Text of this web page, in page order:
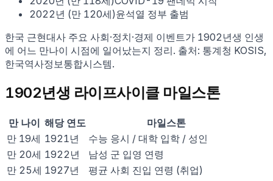
2022 년 (만 120세)윤석열 정부 출범
한국 근현대사 주요 사회·정치·경제 이벤트가 1902 년생 인생
에 어느 만나이 시점에 일어났는지 정리. 출처: 통계청 KOSIS,
한국역사정보통합시스템.
1902년생 라이프사이클 마일스톤
만 나이 해당 연도
마일스톤
만 19세 1921년
수능 응시 / 대학 입학 / 성인
만 20세 1922 년
남성 군 입영 연령
만 25세 1927년
평균 사회 진입 연령 (취업)